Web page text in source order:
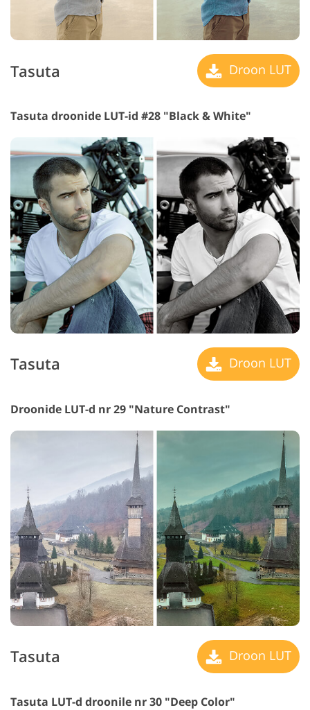
Tasuta Droon LUT
Tasuta droonide LUT-id #28 "Black & White"
Tasuta Droon LUT
Droonide LUT-d nr 29 "Nature Contrast"
Tasuta Droon LUT
Tasuta LUT-d droonile nr 30 "Deep Color"